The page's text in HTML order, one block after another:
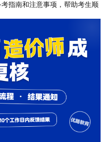
指南和注意事项，帮助考生顺